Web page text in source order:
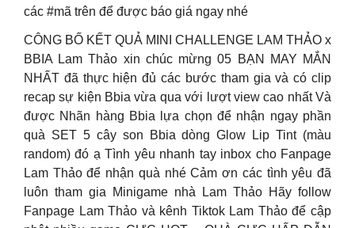
các #mã trên để được báo giá ngay nhé
CÔNG BỐ KẾT QUẢ MINI CHALLENGE LAM THẢO x
BBIA Lam Thảo xin chúc mừng 05 BẠN MAY MẮN
NHẤT đã thực hiện đủ các bước tham gia và có clip
recap sự kiện Bbia vừa qua với lượt view cao nhất Và
được Nhãn hàng Bbia lựa chọn để nhận ngay phần
quà SET 5 cây son Bbia dòng Glow Lip Tint (màu
random) đó ạ Tình yêu nhanh tay inbox cho Fanpage
Lam Thảo để nhận quà nhé Cảm ơn các tình yêu đã
luôn tham gia Minigame nhà Lam Thảo Hãy follow
Fanpage Lam Thảo và kênh Tiktok Lam Thảo để cập